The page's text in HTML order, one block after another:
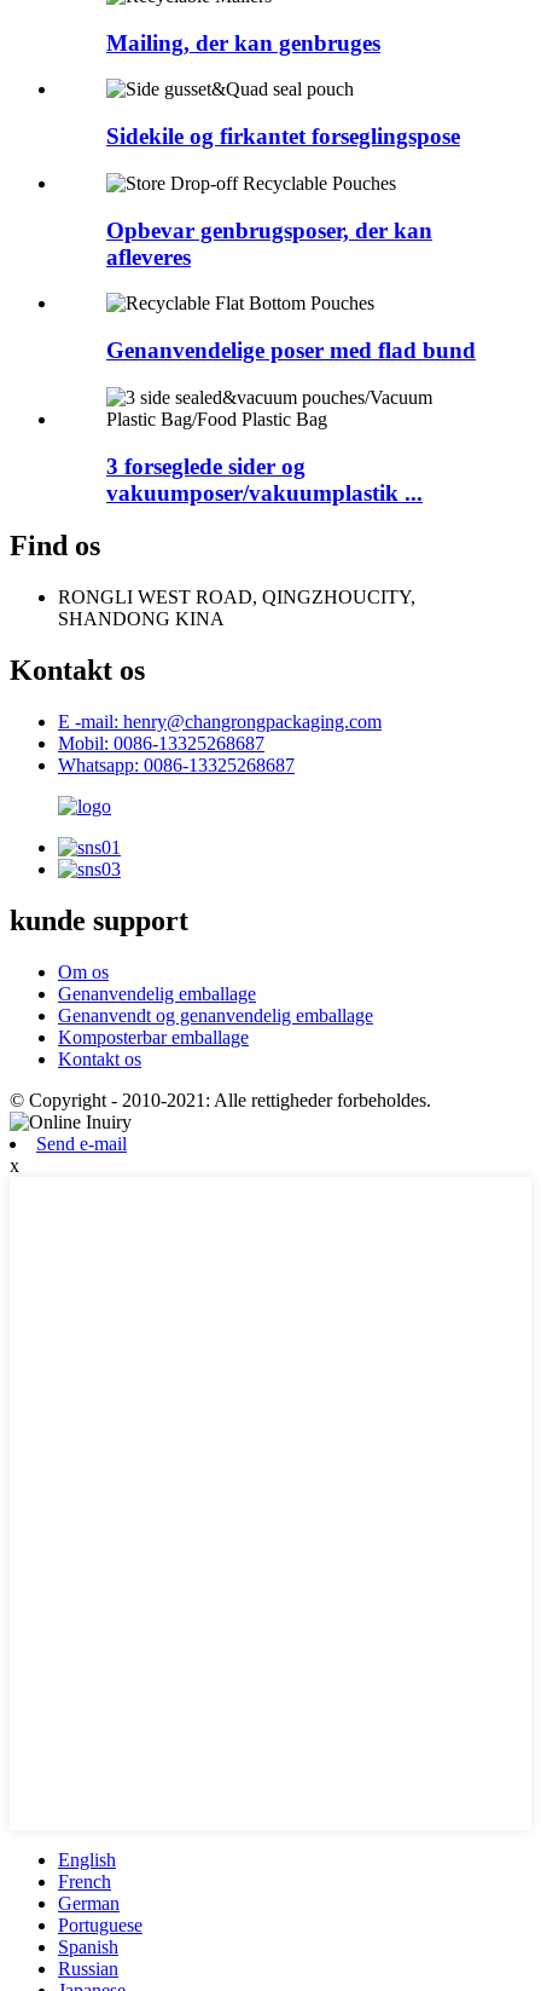
Mailing, der kan genbruges
Sidekile og firkantet forseglingspose
Opbevar genbrugsposer, der kan
afleveres
Genanvendelige poser med flad bund
3 forseglede sider og
vakuumposer/vakuumplastik ...
Find os
RONGLI WEST ROAD, QINGZHOUCITY,
SHANDONG KINA
Kontakt os
E -mail: henry@changrongpackaging.com
Mobil: 0086-13325268687
Whatsapp: 0086-13325268687
kunde support
Om os
Genanvendelig emballage
Genanvendt og genanvendelig emballage
Komposterbar emballage
Kontakt os
© Copyright - 2010-2021: Alle rettigheder forbeholdes.
Send e-mail
x
English
French
German
Portuguese
Spanish
Russian